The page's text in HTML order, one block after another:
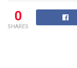
0
SHARES